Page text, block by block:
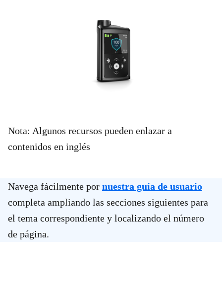
Nota: Algunos recursos pueden enlazar a
contenidos en inglés
Navega fácilmente por nuestra guía de usuario
completa ampliando las secciones siguientes para
el tema correspondiente y localizando el número
de página.